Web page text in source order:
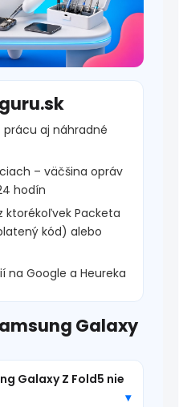
prácu aj náhradné
– väčšina opráv
hodín
ktorékoľvek Packeta
kód) alebo
na Google a Heureka
Galaxy
Galaxy Z Fold5 nie